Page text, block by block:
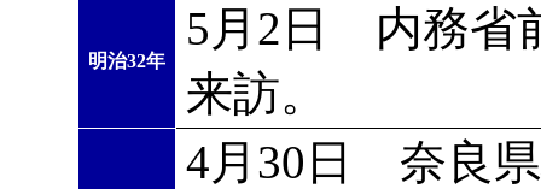
明治32年
5月2日 内務省
来訪。
4月30日 奈良